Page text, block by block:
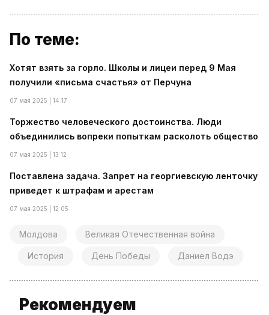
По теме:
Хотят взять за горло. Школы и лицеи перед 9 Мая
получили «письма счастья» от Перчуна
07 мая 2025 | 14:17
Торжество человеческого достоинства. Люди
объединились вопреки попыткам расколоть общество
07 мая 2025 | 13:12
Поставлена задача. Запрет на георгиевскую ленточку
приведет к штрафам и арестам
07 мая 2025 | 12:05
Молдова Великая Отечественная война
История День Победы Даниел Водэ
Рекомендуем